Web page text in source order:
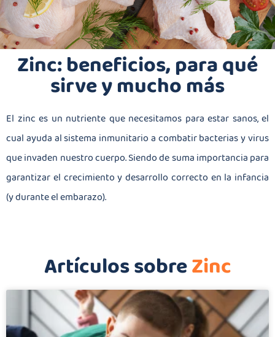
Zinc: beneficios, para qué
sirve y mucho más
El zinc es un nutriente que necesitamos para estar sanos, el
cual ayuda al sistema inmunitario a combatir bacterias y virus
que invaden nuestro cuerpo. Siendo de suma importancia para
garantizar el crecimiento y desarrollo correcto en la infancia
(y durante el embarazo).
Artículos sobreZinc